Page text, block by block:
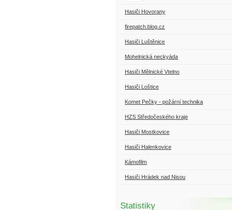
Hasiči Hovorany
firepatch.blog.cz
Hasiči Luštěnice
Mohelnická neckyáda
Hasiči Mělnické Vtelno
Hasiči Loštice
Komet Pečky - požární technika
HZS Středočeského kraje
Hasiči Mostkovice
Hasiči Halenkovice
Kámofilm
Hasiči Hrádek nad Nisou
Statistiky